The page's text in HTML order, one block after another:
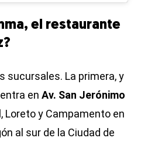
el restaurante
sucursales. La primera, y
enAv. San Jerónimo
Loreto y Campamento en
al sur de la Ciudad de